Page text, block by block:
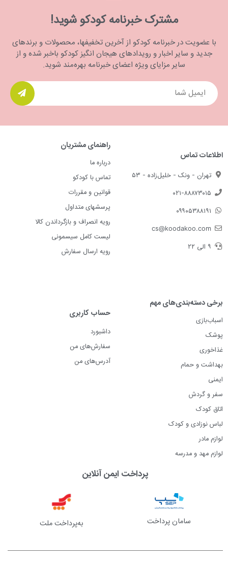
مشترک خبرنامه کودکو شوید!
با عضویت در خبرنامه کودکو از آخرین تخفیفها، محصولات و برندهای
جدید و سایر اخبار و رویدادهای هیجان انگیز کودکو باخبر شده و از
سایر مزایای ویژه اعضای خبرنامه بهره‌مند شوید.
اطلاعات تماس
تهران - ونک - خلیل‌زاده - ۵۳
۰۲۱-۸۸۸۷۳۰۱۵
۰۹۹۰۵۳۸۸۱۹۱
cs@koodakoo.com
۹ الی ۲۲
راهنمای مشتریان
درباره ما
تماس با کودکو
قوانین و مقررات
پرسشهای متداول
رویه انصراف و بازگرداندن کالا
لیست کامل سیسمونی
رویه ارسال سفارش
برخی دسته‌بندی‌های مهم
اسباب‌بازی
پوشک
غذاخوری
بهداشت و حمام
ایمنی
سفر و گردش
اتاق کودک
لباس نوزادی و کودک
لوازم مادر
لوازم مهد و مدرسه
حساب کاربری
داشبورد
سفارش‌های من
آدرس‌های من
پرداخت ایمن آنلاین
سامان پرداخت به‌پرداخت ملت